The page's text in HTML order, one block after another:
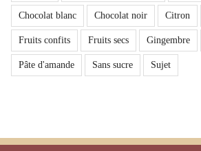
Chocolat blanc Chocolat noir Citron
Fruits confits Fruits secs Gingembre
Pâte d'amande Sans sucre Sujet